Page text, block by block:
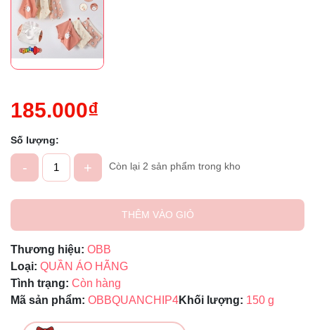
185.000₫
Số lượng:
- + Còn lại 2 sản phẩm trong kho
THÊM VÀO GIỎ
Thương hiệu: OBB
Loại: QUẦN ÁO HÃNG
Tình trạng: Còn hàng
Mã sản phẩm: OBBQUANCHIP4Khối lượng: 150 g